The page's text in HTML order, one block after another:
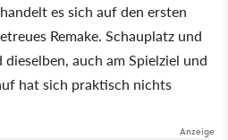
es sich auf den ersten
Remake. Schauplatz und
auch am Spielziel und
hat sich praktisch nichts